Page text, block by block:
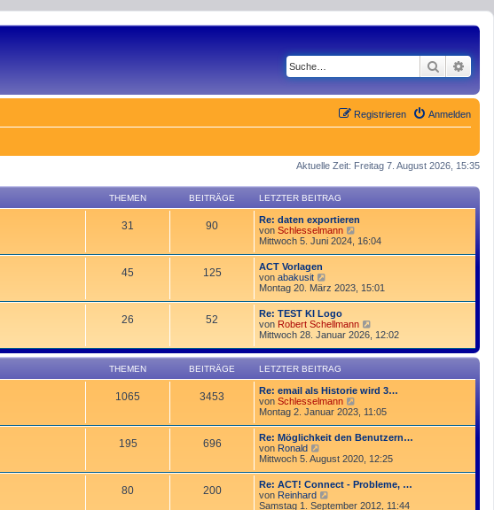
Suche
Anmelden
Registrieren
Aktuelle Zeit: Freitag 7. August 2026, 15:35
THEMEN BEITRÄGE LETZTER BEITRAG
31 90
Re: daten exportieren
von Schlesselmann
e
e
r
e
i
t
r
g
Mittwoch 5. Juni 2024, 16:04
45 125
ACT Vorlagen
von abakusit
e
s
t
e
r
B
e
i
t
r
a
g
Montag 20. März 2023, 15:01
26 52
Re: TEST KI Logo
von Robert Schellmann
e
e
e
r
B
e
i
t
a
g
Mittwoch 28. Januar 2026, 12:02
THEMEN BEITRÄGE LETZTER BEITRAG
1065 3453
Re: email als Historie wird 3…
von Schlesselmann
e
e
s
t
e
r
B
i
Montag 2. Januar 2023, 11:05
195 696
Re: Möglichkeit den Benutzern…
von Ronald
e
s
t
Mittwoch 5. August 2020, 12:25
80 200
Re: ACT! Connect - Probleme, …
von Reinhard
e
Samstag 1. September 2012, 11:44